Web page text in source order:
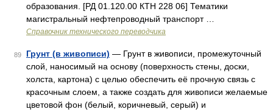
образования. [РД 01.120.00 КТН 228 06] Тематики
магистральный нефтепроводный транспорт …
Справочник технического переводчика
89 Грунт (в живописи) — Грунт в живописи, промежуточный
слой, наносимый на основу (поверхность стены, доски,
холста, картона) с целью обеспечить её прочную связь с
красочным слоем, а также создать для живописи желаемые
цветовой фон (белый, коричневый, серый) и